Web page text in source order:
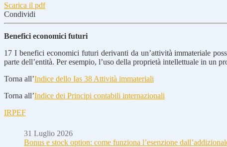
Scarica il pdf
Condividi
Benefici economici futuri
17 I benefici economici futuri derivanti da un’attività immateriale
parte dell’entità. Per esempio, l’uso della proprietà intellettuale in un
Torna all’Indice dello Ias 38 Attività immateriali
Torna all’Indice dei Principi contabili internazionali
IRPEF
31 Luglio 2026
Bonus e stock option: come funziona l’esenzione